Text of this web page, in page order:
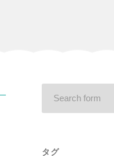
タグ